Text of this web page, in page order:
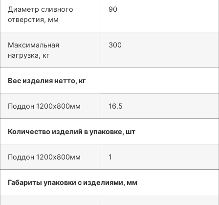
Диаметр сливного
отверстия, мм
90
Максимальная
нагрузка, кг
300
Вес изделия нетто, кг
Поддон 1200х800мм 16.5
Количество изделий в упаковке, шт
Поддон 1200х800мм 1
Габариты упаковки с изделиями, мм